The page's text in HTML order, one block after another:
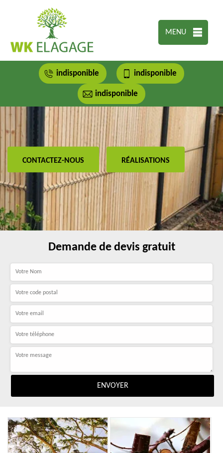
MENU
indisponible indisponible
indisponible
CONTACTEZ-NOUS RÉALISATIONS
Demande de devis gratuit